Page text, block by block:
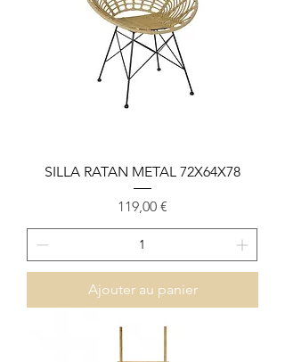
SILLA RATAN METAL 72X64X78
Prix
119,00 €
Ajouter au panier